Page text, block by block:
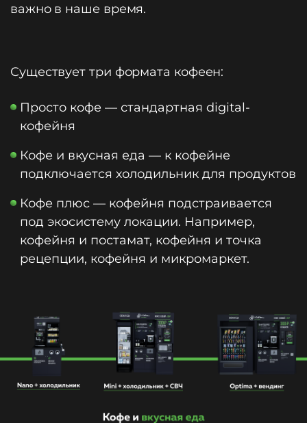
важно в наше время.
Существует три формата кофеен:
Просто кофе — стандартная digital-
кофейня
Кофе и вкусная еда — к кофейне
подключается холодильник для продуктов
Кофе плюс — кофейня подстраивается
под экосистему локации. Например,
кофейня и постамат, кофейня и точка
рецепции, кофейня и микромаркет.